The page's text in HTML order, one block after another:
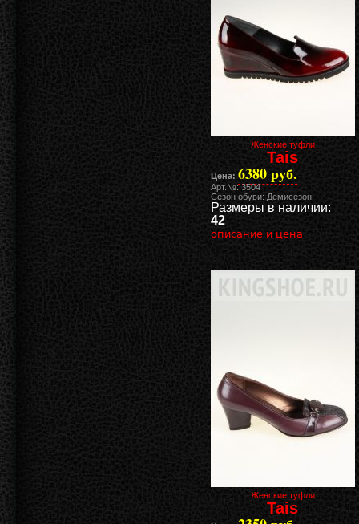
Женские туфли
Tais
Цена: 6380 руб.
Арт.№: 3504
Сезон обуви: Демисезон
Размеры в наличии:
42
описание и цена
Женские туфли
Tais